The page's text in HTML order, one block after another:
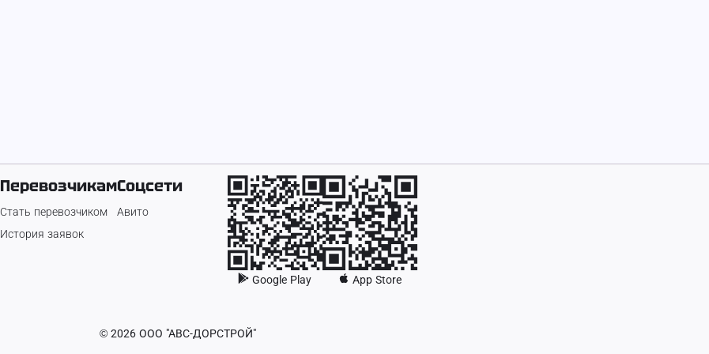
Перевозчикам
Стать перевозчиком
История заявок
Соцсети
Авито
Google Play App Store
© 2026 ООО "АВС-ДОРСТРОЙ"